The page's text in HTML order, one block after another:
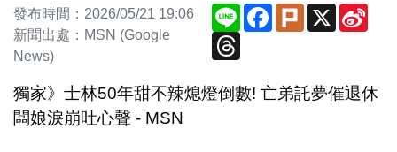
發布時間：2026/05/21 19:06
新聞出處：MSN (Google
News)
Line Facebook
PlurkX
Sina
Threads
獨家》士林50年甜不辣熄燈倒數! 亡弟託夢催退休
闆娘淚崩吐心聲 - MSN